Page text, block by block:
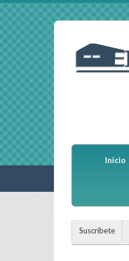
Inicio
Suscríbete